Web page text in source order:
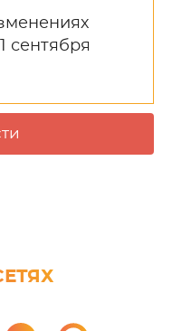
сентября